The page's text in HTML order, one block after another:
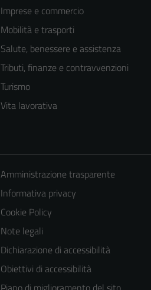
Imprese e commercio
Mobilità e trasporti
Salute, benessere e assistenza
Tributi, finanze e contravvenzioni
Turismo
Vita lavorativa
Amministrazione trasparente
Informativa privacy
Cookie Policy
Note legali
Dichiarazione di accessibilità
Obiettivi di accessibilità